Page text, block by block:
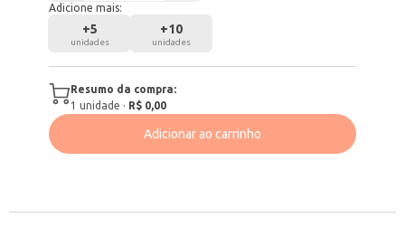
Adicione mais:
+5
unidades
+10
unidades
Resumo da compra:
1 unidade · R$ 0,00
Adicionar ao carrinho